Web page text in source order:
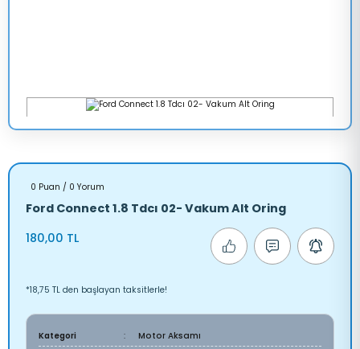
0 Puan / 0 Yorum
Ford Connect 1.8 Tdcı 02- Vakum Alt Oring
180,00 TL
*18,75 TL den başlayan taksitlerle!
Kategori
Motor Aksamı